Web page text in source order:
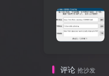
评论 抢沙发